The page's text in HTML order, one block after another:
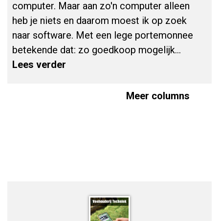
computer. Maar aan zo'n computer alleen
heb je niets en daarom moest ik op zoek
naar software. Met een lege portemonnee
betekende dat: zo goedkoop mogelijk...
Lees verder
Meer columns